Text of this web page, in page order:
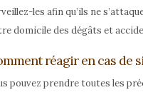
les afin qu’ils ne
domicile des dégâts et
réagir en cas de
pouvez prendre toutes les